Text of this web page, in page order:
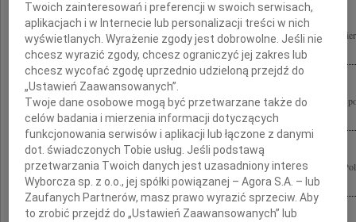
Wstrząśnięci tragedią, jaka dotknęła Polskę, łączymy się w bólu i modlitwie po
Prezydenta Rzeczypospolitej Polskiej i Jego Małżonki Marii Kaczyńskiej oraz...
Społeczność chińska, głęboko poruszona tragiczną śmiercią Prezydenta
Kaczyńskiego Jego Żony Pani Marii Kaczyńskiej oraz Wszystkich Osób które...
W najgłębszym bólu żegnamy Lecha Kaczyńskiego Prezydenta Rzeczypospolitej
oraz Wszystkie Ofiary tragedii pod Smoleńskiem Wyrazy żalu i współczucia...
Twoich zainteresowań i preferencji w swoich serwisach,
aplikacjach i w Internecie lub personalizacji treści w nich
wyświetlanych. Wyrażenie zgody jest dobrowolne. Jeśli nie
chcesz wyrazić zgody, chcesz ograniczyć jej zakres lub
chcesz wycofać zgodę uprzednio udzieloną przejdź do
„Ustawień Zaawansowanych”.
Twoje dane osobowe mogą być przetwarzane także do
celów badania i mierzenia informacji dotyczących
funkcjonowania serwisów i aplikacji lub łączone z danymi
dot. świadczonych Tobie usług. Jeśli podstawą
przetwarzania Twoich danych jest uzasadniony interes
Wyborcza sp. z o.o., jej spółki powiązanej – Agora S.A. – lub
Zaufanych Partnerów, masz prawo wyrazić sprzeciw. Aby
to zrobić przejdź do „Ustawień Zaawansowanych” lub